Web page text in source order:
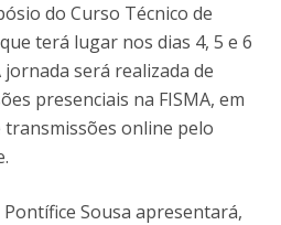
do Curso Técnico de
terá lugar nos dias 4, 5 e 6
será realizada de
presenciais na FISMA, em
online pelo
Sousa apresentará,